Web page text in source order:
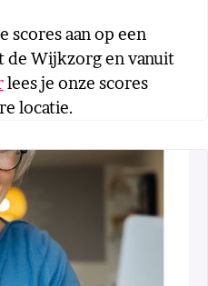
scores aan op een
de Wijkzorg en vanuit
lees je onze scores
locatie.